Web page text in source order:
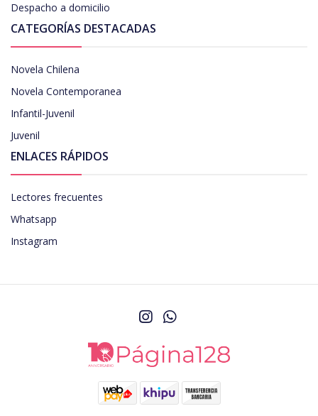
Despacho a domicilio
CATEGORÍAS DESTACADAS
Novela Chilena
Novela Contemporanea
Infantil-Juvenil
Juvenil
ENLACES RÁPIDOS
Lectores frecuentes
Whatsapp
Instagram